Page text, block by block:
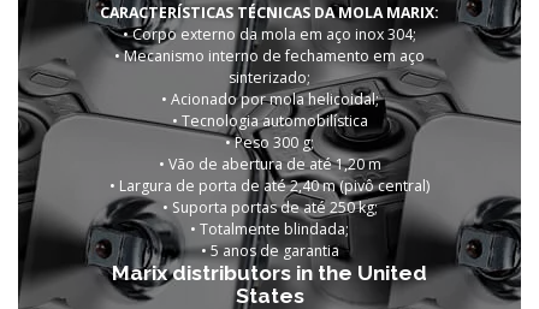
CARACTERÍSTICAS TÉCNICAS DA MOLA MARIX:
• Corpo externo da mola em aço inox 304;
• Mecanismo interno de fechamento em aço
sinterizado;
• Acionado por mola helicoidal;
• Tecnologia automobilística
• Peso 300 g;
• Vão de abertura de até 1,20 m
• Largura de porta de até 2,40 m (pivô central)
• Suporta portas de até 250 kg;
• Totalmente blindada;
• 5 anos de garantia
Marix distributors in the United
States